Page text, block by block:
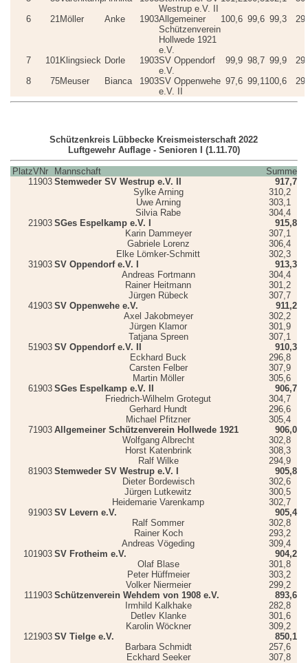
Westrup e.V. II
6
21 Möller Anke 1903Allgemeiner
Schützenverein
Hollwede 1921
e.V.
100,6 99,6 99,3
7 101 Klingsieck Dorle 1903SV Oppendorf
e.V.
99,9 98,7 99,9
8
75Meuser Bianca 1903SV Oppenwehe
e.V. II
97,6 99,1 100,6
Schützenkreis Lübbecke Kreismeisterschaft 2022
Luftgewehr Auflage - Senioren I (1.11.70)
PlatzVNr Mannschaft
Summe
1 1903 Stemweder SV Westrup e.V. II
917,7
Sylke Arning
310,2
Uwe Arning
303,1
Silvia Rabe
304,4
21903 SGes Espelkamp e.V. I
915,8
Karin Dammeyer
307,1
Gabriele Lorenz
306,4
Elke Lömker-Schmitt
302,3
31903 SV Oppendorf e.V. I
913,3
Andreas Fortmann
304,4
Rainer Heitmann
301,2
Jürgen Rübeck
307,7
41903 SV Oppenwehe e.V.
911,2
Axel Jakobmeyer
302,2
Jürgen Klamor
301,9
Tatjana Spreen
307,1
51903 SV Oppendorf e.V. II
910,3
Eckhard Buck
296,8
Carsten Felber
307,9
Martin Möller
305,6
61903 SGes Espelkamp e.V. II
906,7
Friedrich-Wilhelm Grotegut
304,7
Gerhard Hundt
296,6
Michael Pfitzner
305,4
71903 Allgemeiner Schützenverein Hollwede 1921
906,0
Wolfgang Albrecht
302,8
Horst Katenbrink
308,3
Ralf Wilke
294,9
81903 Stemweder SV Westrup e.V. I
905,8
Dieter Bordewisch
302,6
Jürgen Lutkewitz
300,5
Heidemarie Varenkamp
302,7
91903 SV Levern e.V.
905,4
Ralf Sommer
302,8
Rainer Koch
293,2
Andreas Vögeding
309,4
101903 SV Frotheim e.V.
904,2
Olaf Blase
301,8
Peter Hüffmeier
303,2
Volker Niermeier
299,2
11 1903 Schützenverein Wehdem von 1908 e.V.
893,6
Irmhild Kalkhake
282,8
Detlev Klanke
301,6
Karolin Wöckner
309,2
121903 SV Tielge e.V.
850,1
Barbara Schmidt
257,6
Eckhard Seeker
307,8